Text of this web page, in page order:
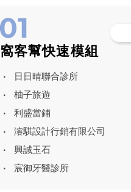
窩客幫快速模組
日日晴聯合診所
柚子旅遊
利盛當鋪
濬騏設計行銷有限公司
興誠玉石
宸御牙醫診所